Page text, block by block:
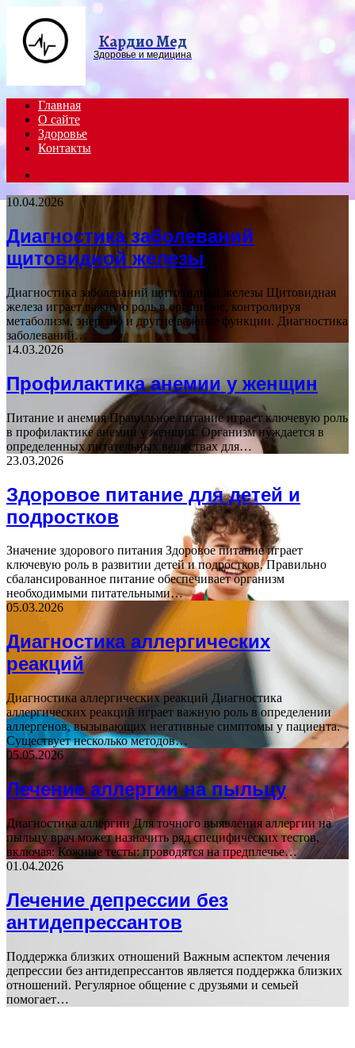
Кардио Мед
Здоровье и медицина
Главная
О сайте
Здоровье
Контакты
10.04.2026
Диагностика заболеваний
щитовидной железы
Диагностика заболеваний щитовидной железы Щитовидная
железа играет важную роль в организме, контролируя
метаболизм, энергию и другие важные функции. Диагностика
заболеваний…
14.03.2026
Профилактика анемии у женщин
Питание и анемия Правильное питание играет ключевую роль
в профилактике анемии у женщин. Организм нуждается в
определенных питательных веществах для…
23.03.2026
Здоровое питание для детей и
подростков
Значение здорового питания Здоровое питание играет
ключевую роль в развитии детей и подростков. Правильно
сбалансированное питание обеспечивает организм
необходимыми питательными…
05.03.2026
Диагностика аллергических
реакций
Диагностика аллергических реакций Диагностика
аллергических реакций играет важную роль в определении
аллергенов, вызывающих негативные симптомы у пациента.
Существует несколько методов…
05.05.2026
Лечение аллергии на пыльцу
Диагностика аллергии Для точного выявления аллергии на
пыльцу врач может назначить ряд специфических тестов,
включая: Кожные тесты: проводятся на предплечье…
01.04.2026
Лечение депрессии без
антидепрессантов
Поддержка близких отношений Важным аспектом лечения
депрессии без антидепрессантов является поддержка близких
отношений. Регулярное общение с друзьями и семьей
помогает…